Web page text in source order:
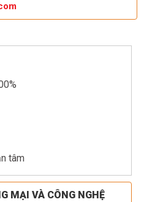
tâm
MẠI VÀ CÔNG NGHỆ